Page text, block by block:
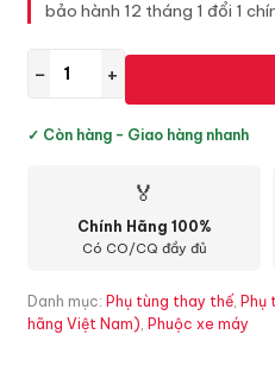
bảo hành 12 tháng 1 đổi 1
− +
✓ Còn hàng - Giao hàng nhanh
🏅
Chính Hãng 100%
Có CO/CQ đầy đủ
Danh mục: Phụ tùng thay thế, Phụ
hãng Việt Nam), Phuộc xe máy